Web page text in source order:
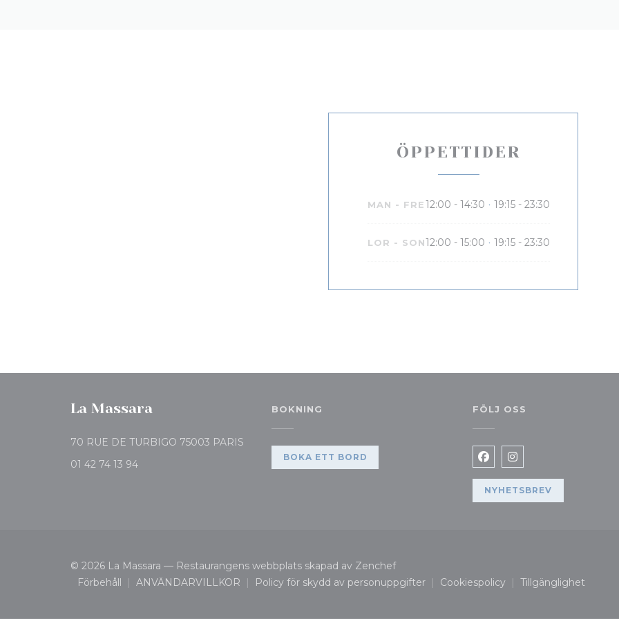
ÖPPETTIDER
MAN - FRE12:00 - 14:30 • 19:15 - 23:30
LOR - SON12:00 - 15:00 • 19:15 - 23:30
La Massara
70 RUE DE TURBIGO 75003 PARIS
01 42 74 13 94
BOKNING
BOKA ETT BORD
FÖLJ OSS
Facebook ((öppnas i
Instagram
NYHETSBREV
© 2026 La Massara — Restaurangens webbplats skapad av Zenchef((öppnas i ett nytt fönster))
Förbehåll
((öppnas i ett nytt fönster))
ANVÄNDARVILLKOR
((öppnas i ett nytt fönster))
Policy för skydd av personuppgifter
((öppnas i ett nytt fönster))
Cookiespolicy
((öppnas i ett nytt fönster))
Tillgänglighet
((öppnas i